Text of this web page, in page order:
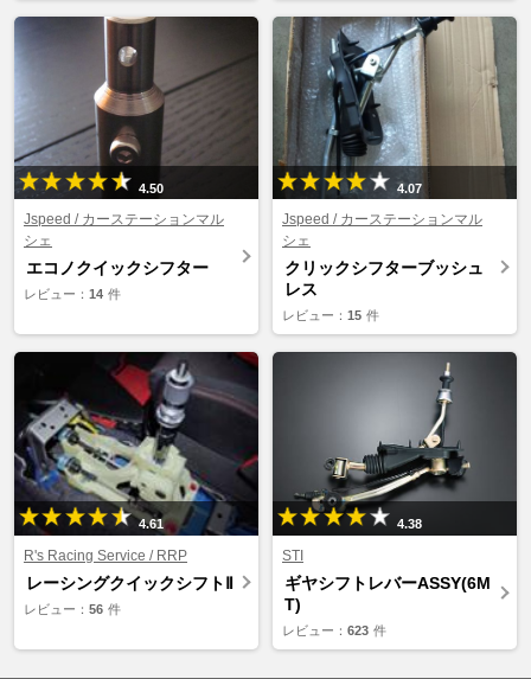
4.50
Jspeed / カーステーションマル
シェ
エコノクイックシフター
レビュー： 14 件
4.07
Jspeed / カーステーションマル
シェ
クリックシフターブッシュ
レス
レビュー： 15 件
4.61
R's Racing Service / RRP
レーシングクイックシフトⅡ
レビュー： 56 件
4.38
STI
ギヤシフトレバーASSY(6M
T)
レビュー： 623 件